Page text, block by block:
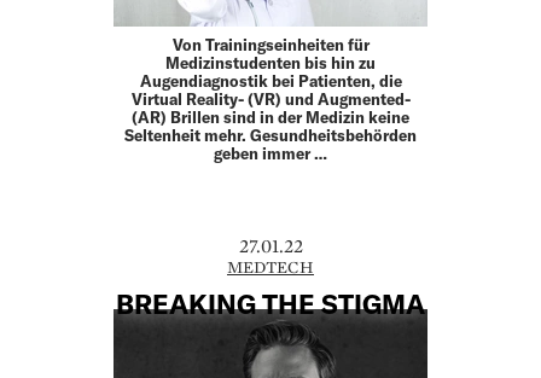
Von Trainingseinheiten für
Medizinstudenten bis hin zu
Augendiagnostik bei Patienten, die
Virtual Reality- (VR) und Augmented-
(AR) Brillen sind in der Medizin keine
Seltenheit mehr. Gesundheitsbehörden
geben immer …
27.01.22
MEDTECH
BREAKING THE STIGMA